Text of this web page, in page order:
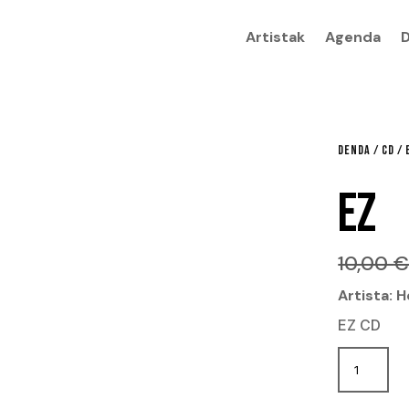
Artistak Agenda
DENDA / CD /
EZ
10,00€
Artista:
EZ CD